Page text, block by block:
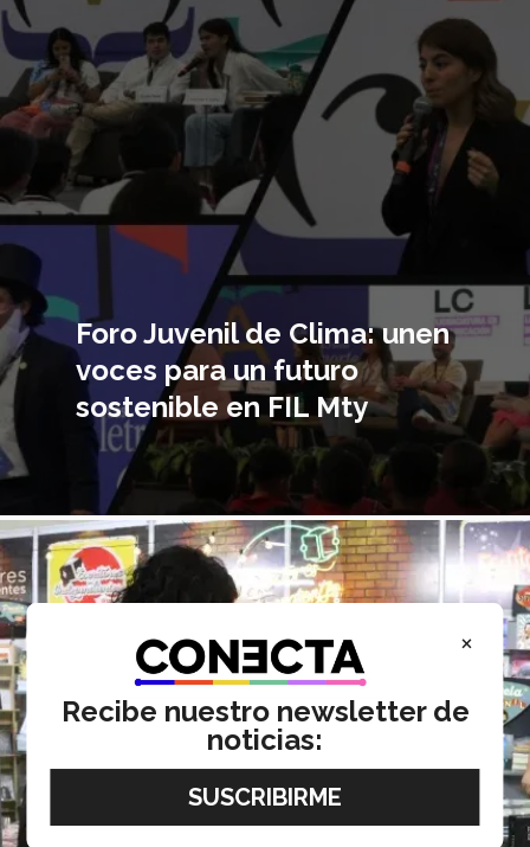
principal
Foro Juvenil de Clima: unen
voces para un futuro
sostenible en FIL Mty
×
Recibe nuestro newsletter de
noticias: